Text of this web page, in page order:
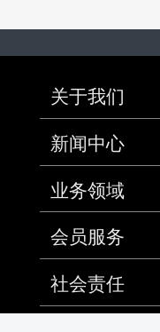
关于我们
新闻中心
业务领域
会员服务
社会责任